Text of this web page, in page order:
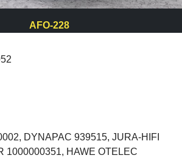
AFO-228
DYNAPAC 939515, JURA-HIFI
1000000351, HAWE OTELEC